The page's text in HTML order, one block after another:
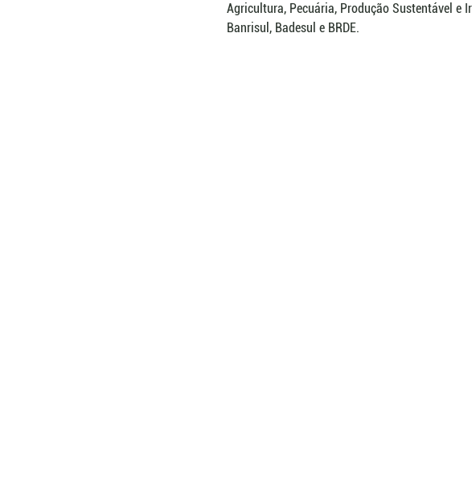
Agricultura, Pecuária, Produção Sustentável e
Banrisul, Badesul e BRDE.